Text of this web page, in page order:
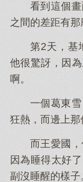
看到這個
之間的差距有那
第2天，基
他很驚訝，因
啊。
一個葛東
狂熱，而邊上那
而王愛國
因為睡得太好
副沒睡醒的樣子